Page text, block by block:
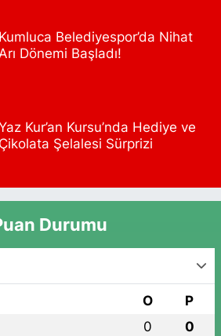
Mustafa Kemal Bulvarı, 3.İstanbul Moda
İstanbul
Sokak No:11 A Kartal İstanbul
Kumluca Belediyespor’da Nihat
Dönemi Başladı!
Kur’an Kursu’nda Hediye ve
Çikolata Şelalesi Sürprizi
Durumu
O P
0 0